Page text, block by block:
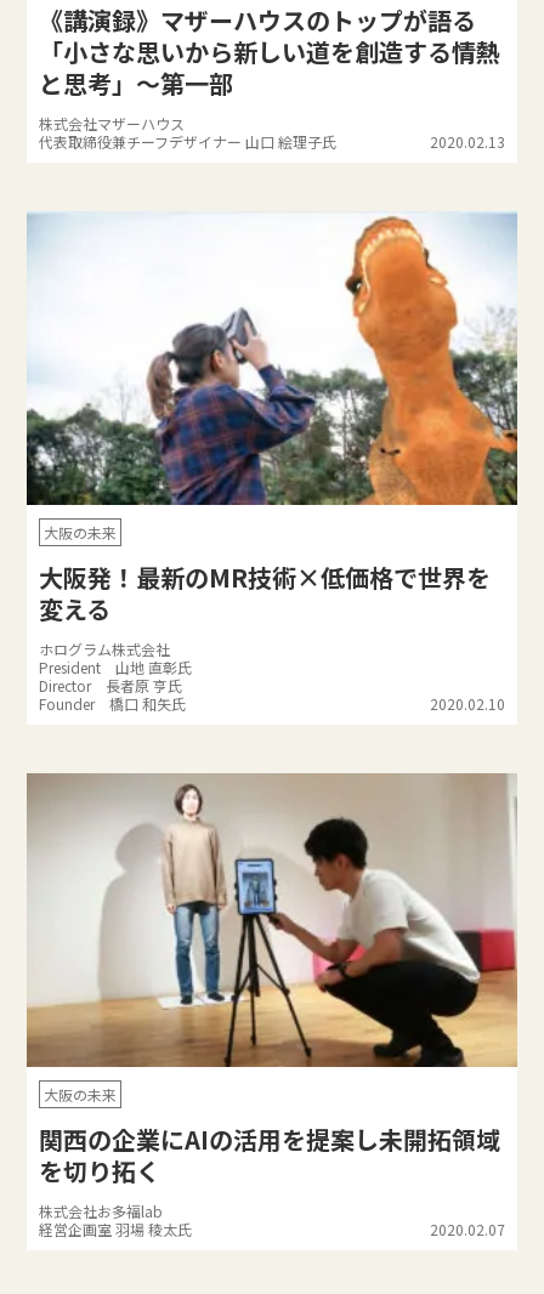
《講演録》マザーハウスのトップが語る
「小さな思いから新しい道を創造する情熱
と思考」～第一部
株式会社マザーハウス
代表取締役兼チーフデザイナー 山口 絵理子氏
2020.02.13
大阪の未来
大阪発！最新のMR技術×低価格で世界を
変える
ホログラム株式会社
President 山地 直彰氏
Director 長者原 亨氏
Founder 橋口 和矢氏
2020.02.10
大阪の未来
関西の企業にAIの活用を提案し未開拓領域
を切り拓く
株式会社お多福lab
経営企画室 羽場 稜太氏
2020.02.07